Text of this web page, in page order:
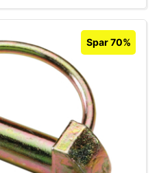
Spar 70%